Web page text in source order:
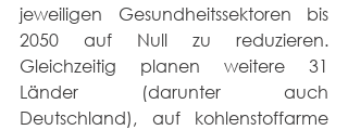
jeweiligen Gesundheitssektoren bis
2050 auf Null zu reduzieren.
Gleichzeitig planen weitere 31
Länder (darunter auch
Deutschland), auf kohlenstoffarme